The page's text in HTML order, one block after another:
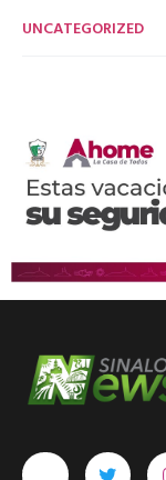
UNCATEGORIZED